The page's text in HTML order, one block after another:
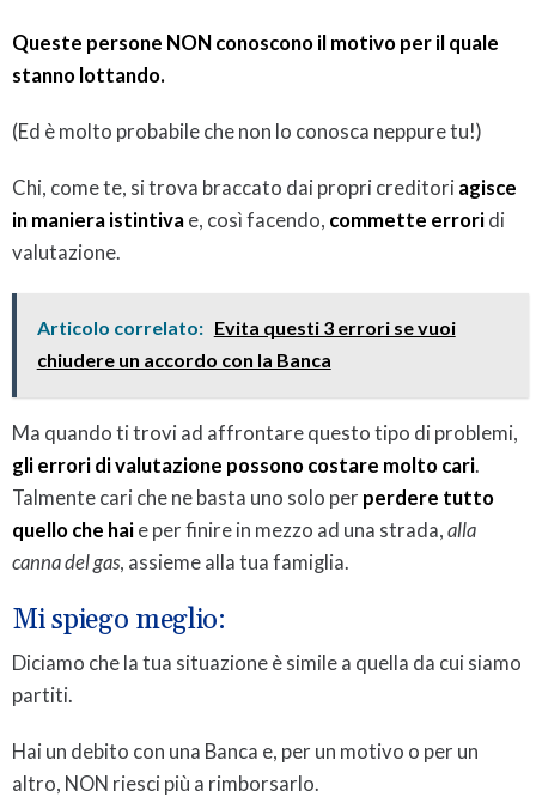
Queste persone NON conoscono il motivo per il quale
stanno lottando.
(Ed è molto probabile che non lo conosca neppure tu!)
Chi, come te, si trova braccato dai propri creditori agisce
in maniera istintiva e, così facendo, commette errori di
valutazione.
Articolo correlato: Evita questi 3 errori se vuoi
chiudere un accordo con la Banca
Ma quando ti trovi ad affrontare questo tipo di problemi,
gli errori di valutazione possono costare molto cari.
Talmente cari che ne basta uno solo per perdere tutto
quello che hai e per finire in mezzo ad una strada, alla
canna del gas, assieme alla tua famiglia.
Mi spiego meglio:
Diciamo che la tua situazione è simile a quella da cui siamo
partiti.
Hai un debito con una Banca e, per un motivo o per un
altro, NON riesci più a rimborsarlo.